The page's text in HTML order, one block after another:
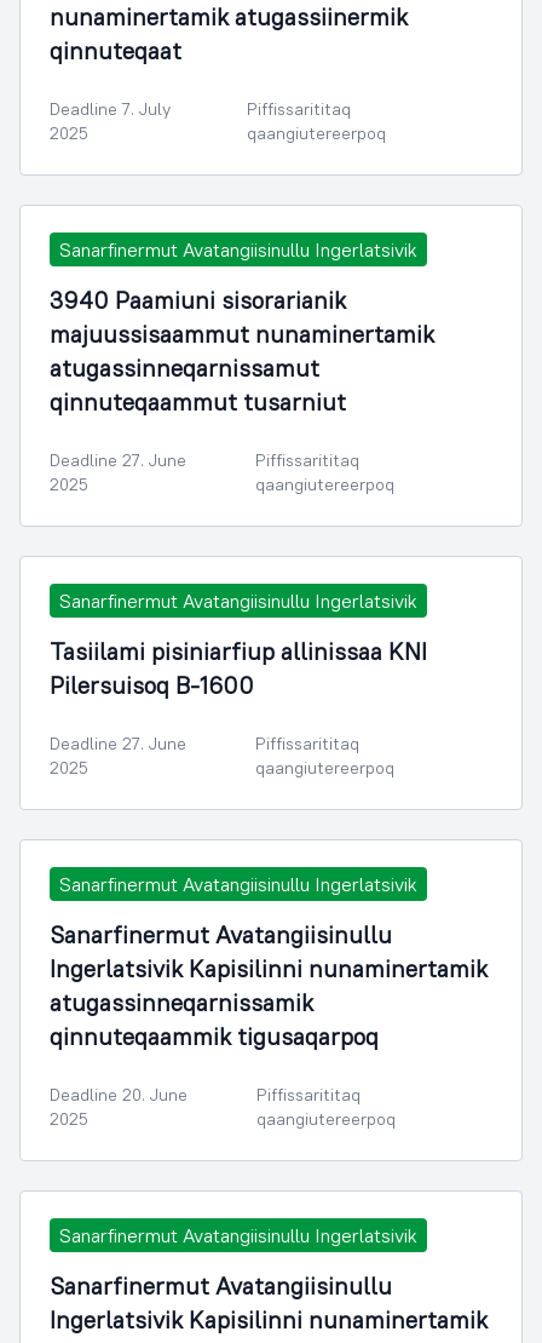
nunaminertamik atugassiinermik
qinnuteqaat
Deadline 7. July
2025
Piffissarititaq
qaangiutereerpoq
Sanarfinermut Avatangiisinullu Ingerlatsivik
3940 Paamiuni sisorarianik
majuussisaammut nunaminertamik
atugassinneqarnissamut
qinnuteqaammut tusarniut
Deadline 27. June
2025
Piffissarititaq
qaangiutereerpoq
Sanarfinermut Avatangiisinullu Ingerlatsivik
Tasiilami pisiniarfiup allinissaa KNI
Pilersuisoq B-1600
Deadline 27. June
2025
Piffissarititaq
qaangiutereerpoq
Sanarfinermut Avatangiisinullu Ingerlatsivik
Sanarfinermut Avatangiisinullu
Ingerlatsivik Kapisilinni nunaminertamik
atugassinneqarnissamik
qinnuteqaammik tigusaqarpoq
Deadline 20. June
2025
Piffissarititaq
qaangiutereerpoq
Sanarfinermut Avatangiisinullu Ingerlatsivik
Sanarfinermut Avatangiisinullu
Ingerlatsivik Kapisilinni nunaminertamik